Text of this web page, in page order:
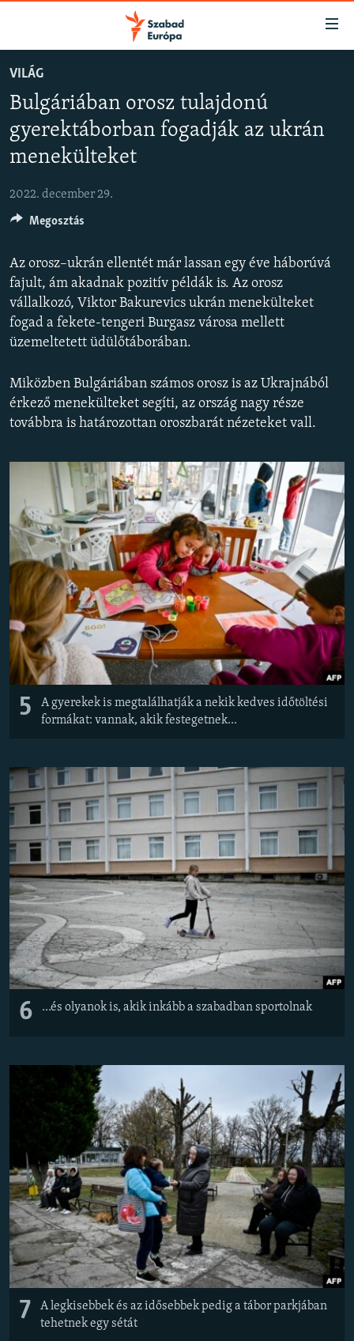
Akadálymentes
Ugrás
oldalra
Ugrás
Ugrás
AKTUÁLIS
PODCASTOK
ELEMZŐ
NER15
SZABADON
TÁRSADALOM
DEMOKRÁCIA
A PÉNZ NYOMÁBAN
VILÁG
KLÍMAVÁLTOZÁS
KÖVESSEN MINKET!
Valamennyi RFE/RL weboldal
VILÁG
Bulgáriában orosz tulajdonú
gyerektáborban fogadják az ukrán
menekülteket
2022. december 29.
Az orosz–ukrán ellentét már lassan egy éve háborúvá
fajult, ám akadnak pozitív példák is. Az orosz
vállalkozó, Viktor Bakurevics ukrán menekülteket
fogad a fekete-tengeri Burgasz városa mellett
üzemeltetett üdülőtáborában.
Miközben Bulgáriában számos orosz is az Ukrajnából
érkező menekülteket segíti, az ország nagy része
továbbra is határozottan oroszbarát nézeteket vall.
5
A gyerekek is megtalálhatják a nekik kedves időtöltési
formákat: vannak, akik festegetnek...
6 ...és olyanok is, akik inkább a szabadban sportolnak
7
A legkisebbek és az idősebbek pedig a tábor parkjában
tehetnek egy sétát
Megosztás
FELIRATKOZÁS